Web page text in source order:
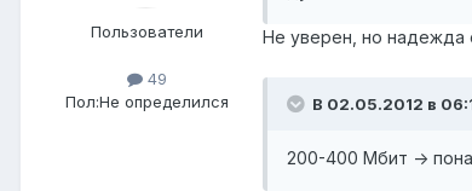
Пользователи
49
Пол:Не определился
Не уверен, но надежда
В 02.05.2012 в
200-400 Мбит ->